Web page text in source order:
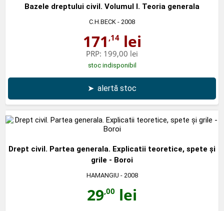
Bazele dreptului civil. Volumul I. Teoria generala
C.H.BECK - 2008
171 ,14lei
PRP: 199,00 lei
stoc indisponibil
➤ alertă stoc
Drept civil. Partea generala. Explicatii teoretice, spete şi
grile - Boroi
HAMANGIU - 2008
29,00 lei